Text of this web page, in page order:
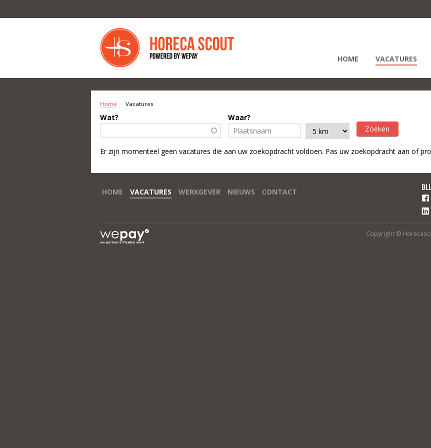
HOME VACATURES
U BENT HIER
Home Vacatures
Wat? Waar?
Er zijn momenteel geen vacatures die aan uw zoekopdracht voldoen. Pas uw zoekopdracht aan of
HOME VACATURES WERKGEVER NIEUWS CONTACT
Copyright ©